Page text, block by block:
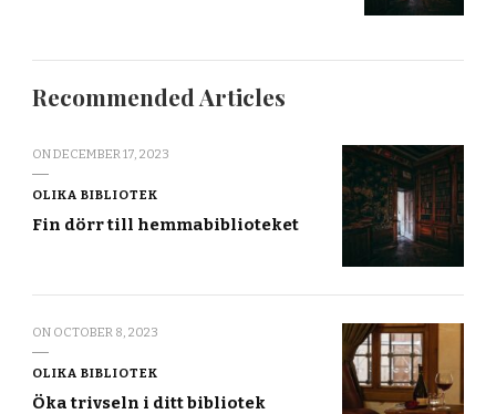
Recommended Articles
ONDECEMBER 17, 2023
OLIKA BIBLIOTEK
Fin dörr till hemmabiblioteket
ON OCTOBER 8, 2023
OLIKA BIBLIOTEK
Öka trivseln i ditt bibliotek